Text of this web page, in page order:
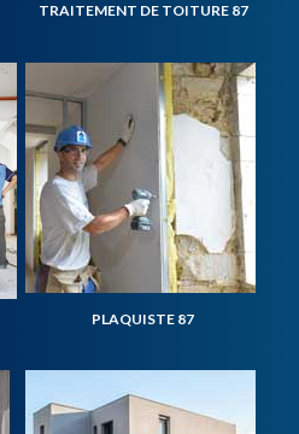
TRAITEMENT DE TOITURE 87
PLAQUISTE 87